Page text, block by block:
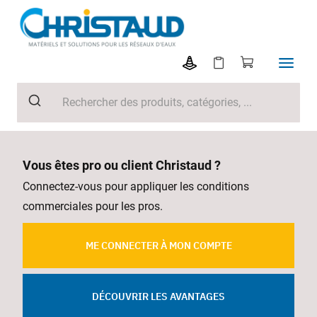
Vous êtes pro ou client Christaud ?
Connectez-vous pour appliquer les conditions
commerciales pour les pros.
ME CONNECTER À MON COMPTE
DÉCOUVRIR LES AVANTAGES